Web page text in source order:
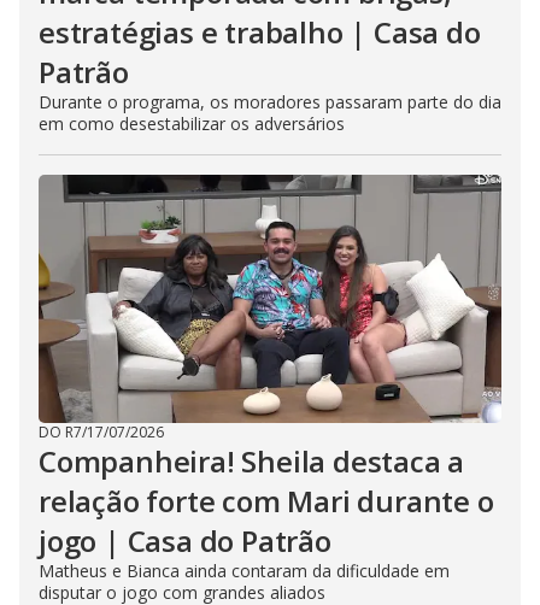
estratégias e trabalho | Casa do
Patrão
Durante o programa, os moradores passaram parte do dia
em como desestabilizar os adversários
DO R7/17/07/2026
Companheira! Sheila destaca a
relação forte com Mari durante o
jogo | Casa do Patrão
Matheus e Bianca ainda contaram da dificuldade em
disputar o jogo com grandes aliados